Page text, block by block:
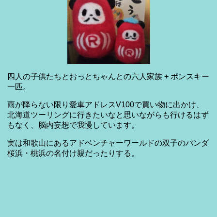
四人の子供たちとおっとちゃんとの六人家族 + ポンスキー
一匹。
雨が降らない限り愛車アドレスV100で買い物に出かけ、
北海道ツーリングに行きたいなと思いながらも行けるはず
もなく、脳内妄想で我慢しています。
実は和歌山にあるアドベンチャーワールドの双子のパンダ
桜浜・桃浜の名付け親だったりする。